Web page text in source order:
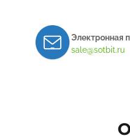
Электронная
sale@sotbit.ru